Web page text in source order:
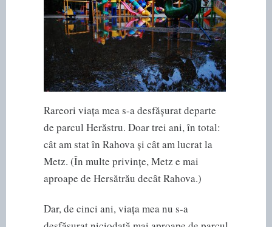
Rareori viața mea s-a desfășurat departe
de parcul Herăstru. Doar trei ani, în total:
cât am stat în Rahova și cât am lucrat la
Metz. (În multe privințe, Metz e mai
aproape de Hersătrău decât Rahova.)
Dar, de cinci ani, viața mea nu s-a